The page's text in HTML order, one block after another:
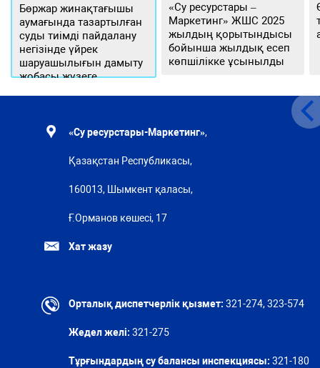
Бөржар жинақтағышы
аумағында тазартылған
суды тиімді пайдалану
негізінде үйрек
шаруашылығын дамыту
жобасы жүзеге
«Су ресурстары –
Маркетинг» ЖШС 2025
жылдың қорытындысы
бойынша жылдық есеп
көпшілікке ұсынылды
«Су ресурстары-Маркетинг»,
Қазақстан Республикасы,
160013, Шымкент қаласы,
Ғ.Орманов көшесі, 17
Хат жазу
Орталық диспетчерлік қызмет: 321-274, 323-574
Жедел желі: 321-275
Тұрғындардың су балансы инспекциясы: 321-180